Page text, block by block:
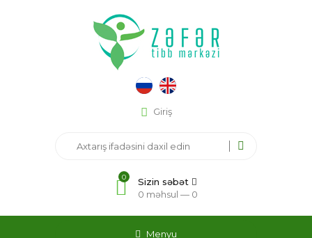
Giriş
0
Sizin səbət
0 məhsul — 0
Menyu